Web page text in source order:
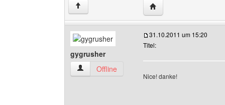
↑ Website dieses
gygrusher
gygrusher Benutzer-Profile anzeigen
Offline
31.10.2011 um 15:20
Titel:
Nice! danke!